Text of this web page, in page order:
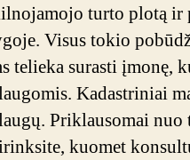
turto plotą ir
Visus tokio
telieka surasti įmonę,
Kadastriniai
Priklausomai
kuomet